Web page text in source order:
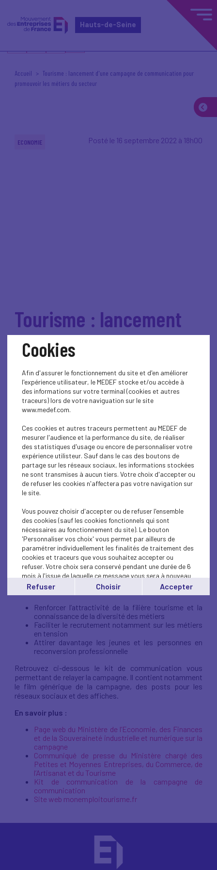
Hauts-de-Seine
Accueil
Tourisme : lancement d'une campagne de communication pour
promouvoir les métiers du secteur
ECONOMIE Posté le 16 septembre 2022 à 18h00
Tourisme : lancement
d'une campagne de
communication pour
promouvoir les métiers
du secteur
Dans le cadre du Plan Destination
France, une campagne de
communication visant à renforcer
l’attractivité des métiers du
tourisme est lancée.
Cliquez sur ce lien pour visualiser la campagne :
https://youtu.be/LN0UTmC-ms4
La campagne s’étalera en plusieurs vagues jusqu’à fin
2023, couvrira tout le territoire Français, en métropole et
dans les outre-mer, et renverra vers le site
monemploitourisme.fr.
Ses objectifs :
Renforcer l’attractivité de la filière tourisme et la
connaissance de la diversité des métiers
Faciliter le recrutement notamment sur les métiers
en tension
Attirer davantage les jeunes et les personnes en
reconversion professionnelle
Retrouvez ci-dessous le kit de communication vous
permettant de relayer la campagne. Il contient notamment
le film générique de la campagne, des posts pour les
réseaux sociaux et des affiches.
En savoir plus :
Page web du Ministère de l’Economie, des Finances
et de la Souveraineté industrielle et numérique sur la
campagne
Communiqué de presse du Ministère chargé des
Petites et Moyennes Entreprises, du Commerce, de
l’Artisanat et du Tourisme
Kit de communication de la campagne de
communication
Site web monemploitourisme.fr
Cookies
Afin d'assurer le fonctionnement du site et d'en améliorer
l'expérience utilisateur, le MEDEF stocke et/ou accède à
des informations sur votre terminal (cookies et autres
traceurs) lors de votre naviguation sur le site
www.medef.com.
Ces cookies et autres traceurs permettent au MEDEF de
mesurer l'audience et la performance du site, de réaliser
des statistiques d'usage ou encore de personnaliser votre
expérience utilisteur. Sauf dans le cas des boutons de
partage sur les réseaux sociaux, les informations stockées
ne sont transmises à aucun tiers. Votre choix d'accepter ou
de refuser les cookies n'affectera pas votre navigation sur
le site.
Vous pouvez choisir d'accepter ou de refuser l'ensemble
des cookies (sauf les cookies fonctionnels qui sont
nécessaires au fonctionnement du site). Le bouton
'Personnaliser vos choix' vous permet par ailleurs de
paramétrer individuellement les finalités de traitement des
cookies et traceurs que vous souhaitez accepter ou
refuser. Votre choix sera conservé pendant une durée de 6
mois à l'issue de laquelle ce message vous sera à nouveau
affiché..
Vous pouvez modifier votre choix à tout moment en
cliquant sur le lien
'cookies' en bas de page.
Refuser Choisir Accepter